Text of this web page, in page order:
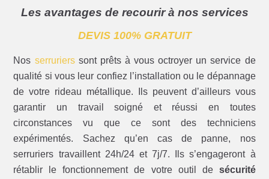
Les avantages de recourir à nos services
DEVIS 100% GRATUIT
Nos serrurierssont prêts à vous octroyer un service de
qualité si vous leur confiez l’installation ou le dépannage
de votre rideau métallique. Ils peuvent d’ailleurs vous
garantir un travail soigné et réussi en toutes
circonstances vu que ce sont des techniciens
expérimentés. Sachez qu’en cas de panne, nos
serruriers travaillent 24h/24 et 7j/7. Ils s’engageront à
rétablir le fonctionnement de votre outil de sécurité